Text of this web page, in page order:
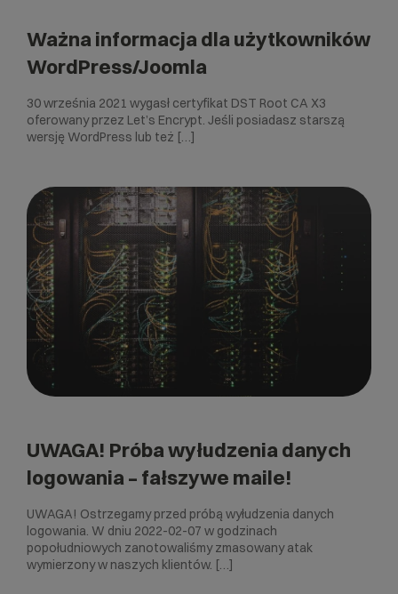
Ważna informacja dla użytkowników
WordPress/Joomla
30 września 2021 wygasł certyfikat DST Root CA X3
oferowany przez Let’s Encrypt. Jeśli posiadasz starszą
wersję WordPress lub też […]
UWAGA! Próba wyłudzenia danych
logowania – fałszywe maile!
UWAGA! Ostrzegamy przed próbą wyłudzenia danych
logowania. W dniu 2022-02-07 w godzinach
popołudniowych zanotowaliśmy zmasowany atak
wymierzony w naszych klientów. […]